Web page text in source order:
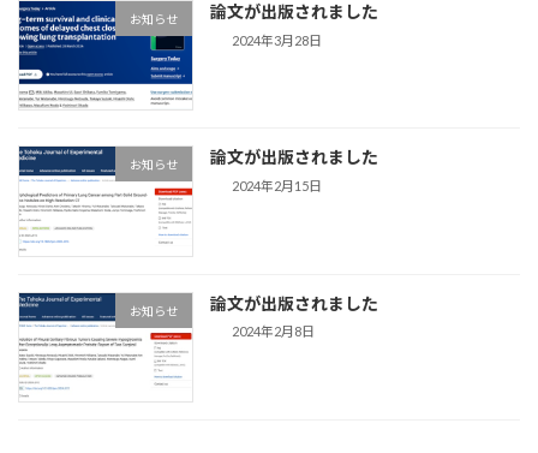
お知らせ 論文が出版されました
2024年3月28日
お知らせ 論文が出版されました
2024年2月15日
お知らせ 論文が出版されました
2024年2月8日